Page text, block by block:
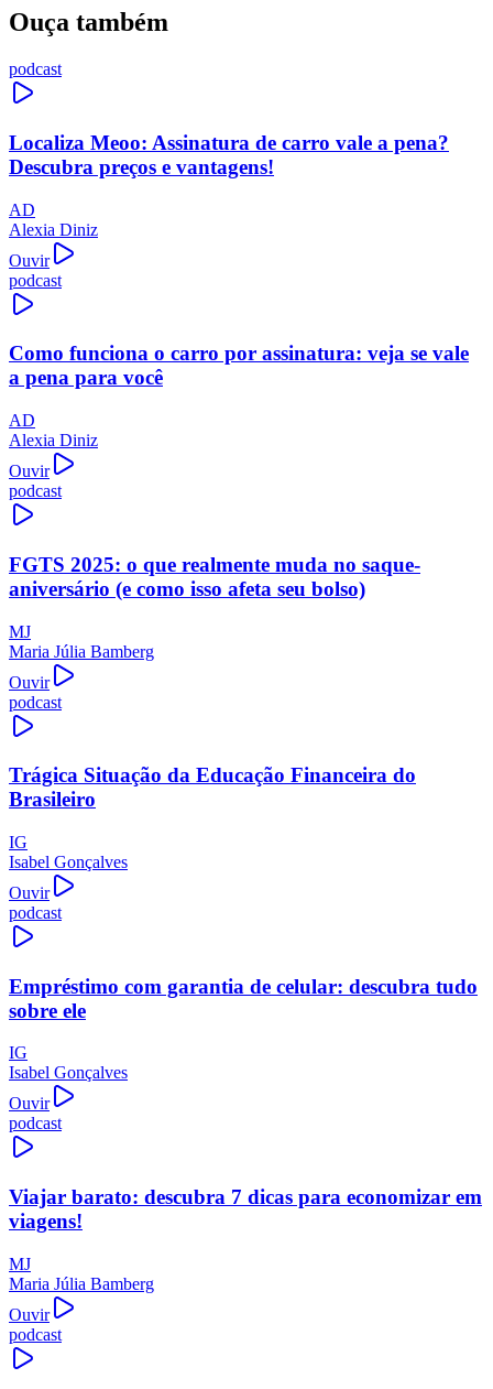
Ouça também
podcast
Localiza Meoo: Assinatura de carro vale a pena?
Descubra preços e vantagens!
AD
Alexia Diniz
Ouvir
podcast
Como funciona o carro por assinatura: veja se vale
a pena para você
AD
Alexia Diniz
Ouvir
podcast
FGTS 2025: o que realmente muda no saque-
aniversário (e como isso afeta seu bolso)
MJ
Maria Júlia Bamberg
Ouvir
podcast
Trágica Situação da Educação Financeira do
Brasileiro
IG
Isabel Gonçalves
Ouvir
podcast
Empréstimo com garantia de celular: descubra tudo
sobre ele
IG
Isabel Gonçalves
Ouvir
podcast
Viajar barato: descubra 7 dicas para economizar em
viagens!
MJ
Maria Júlia Bamberg
Ouvir
podcast